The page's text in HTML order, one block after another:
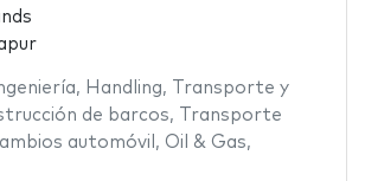
, Handling,
Transporte y
de barcos,
Transporte
automóvil , Oil & Gas,